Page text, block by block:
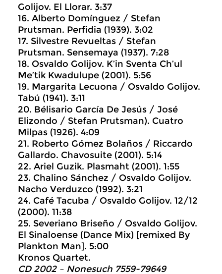
Golijov. El Llorar. 3:37
16. Alberto Domínguez / Stefan
Prutsman. Perfidia (1939). 3:02
17. Silvestre Revueltas / Stefan
Prutsman. Sensemaya (1937). 7:28
18. Osvaldo Golijov. K’in Sventa Ch’ul
Me’tik Kwadulupe (2001). 5:56
19. Margarita Lecuona / Osvaldo Golijov.
Tabú (1941). 3:11
20. Bélisario García De Jesús / José
Elizondo / Stefan Prutsman). Cuatro
Milpas (1926). 4:09
21. Roberto Gómez Bolaños / Riccardo
Gallardo. Chavosuite (2001). 5:14
22. Ariel Guzik. Plasmaht (2001). 1:55
23. Chalino Sánchez / Osvaldo Golijov.
Nacho Verduzco (1992). 3:21
24. Café Tacuba / Osvaldo Golijov. 12/12
(2000). 11:38
25. Severiano Briseño / Osvaldo Golijov.
El Sinaloense (Dance Mix) [remixed By
Plankton Man]. 5:00
Kronos Quartet.
CD 2002 – Nonesuch 7559-79649